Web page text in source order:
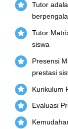
Tutor
Tutor
siswa
Presensi
prestasi
Kurikulum
Evaluasi